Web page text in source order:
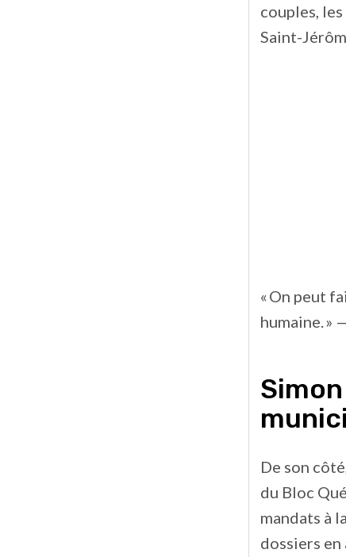
couples,
Saint-
« On peut
humaine. »
De son
du Bloc
mandats à
dossiers